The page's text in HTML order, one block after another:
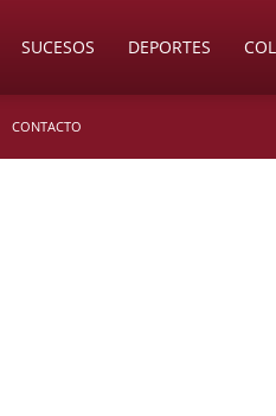
SUCESOS DEPORTES
CONTACTO